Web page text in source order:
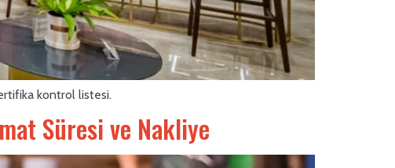
kontrol listesi.
Süresi ve Nakliye